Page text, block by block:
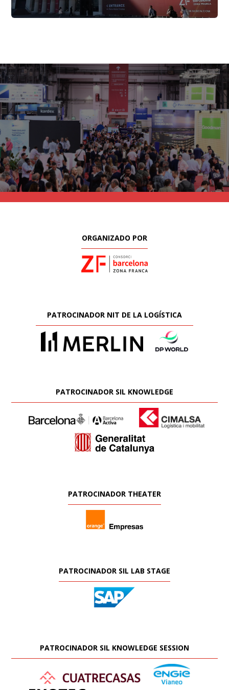
ORGANIZADO POR
PATROCINADOR NIT DE LA LOGÍSTICA
PATROCINADOR SIL KNOWLEDGE
PATROCINADOR THEATER
PATROCINADOR SIL LAB STAGE
PATROCINADOR SIL KNOWLEDGE SESSION